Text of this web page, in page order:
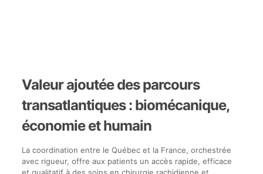
Valeur ajoutée des parcours
transatlantiques : biomécanique,
économie et humain
La coordination entre le Québec et la France, orchestrée
avec rigueur, offre aux patients un accès rapide, efficace